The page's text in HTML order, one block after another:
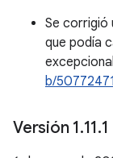
Se corrigió
que podía
b/
Versión 1.11.1